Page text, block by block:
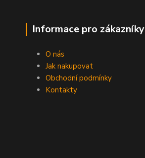
Informace pro zákazníky
O nás
Jak nakupovat
Obchodní podmínky
Kontakty